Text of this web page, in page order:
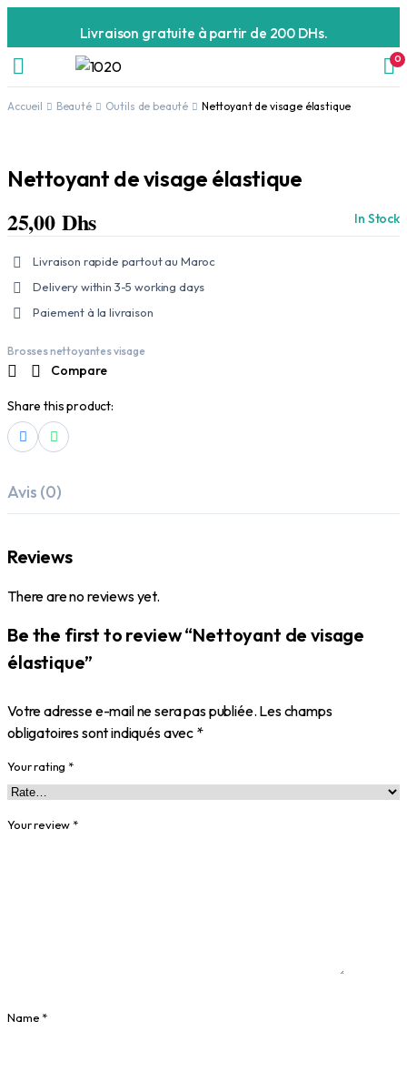
Livraison gratuite à partir de 200 DHs.
0
Accueil Beauté Outils de beauté Nettoyant de visage élastique
Nettoyant de visage élastique
25,00Dhs In Stock
Livraison rapide partout au Maroc
Delivery within 3-5 working days
Paiement à la livraison
Brosses nettoyantes visage
Compare
Share this product:
Avis (0)
Reviews
There are no reviews yet.
Be the first to review “Nettoyant de visage
élastique”
Votre adresse e-mail ne sera pas publiée. Les champs
obligatoires sont indiqués avec *
Your rating *
Your review *
Name *